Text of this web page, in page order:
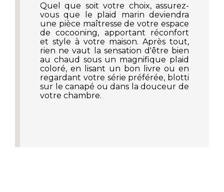
Quel que soit votre choix, assurez-
vous que le plaid marin deviendra
une pièce maîtresse de votre espace
de cocooning, apportant réconfort
et style à votre maison. Après tout,
rien ne vaut la sensation d'être bien
au chaud sous un magnifique plaid
coloré, en lisant un bon livre ou en
regardant votre série préférée, blotti
sur le canapé ou dans la douceur de
votre chambre.